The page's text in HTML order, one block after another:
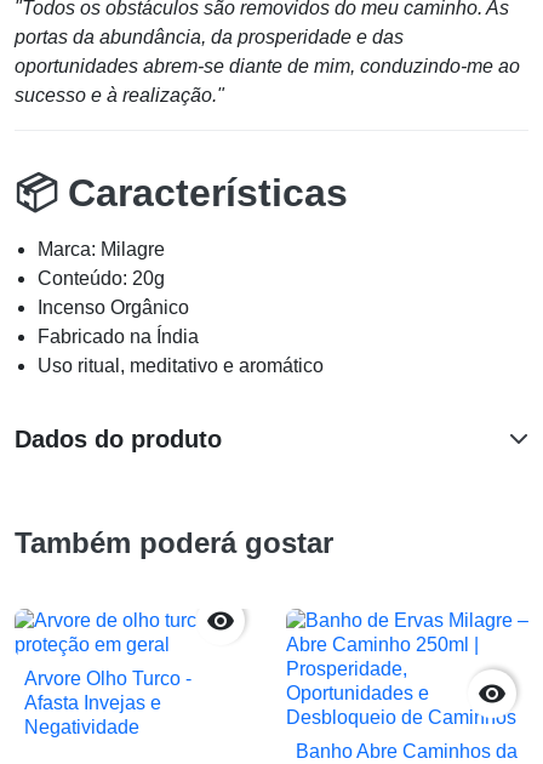
"Todos os obstáculos são removidos do meu caminho. As
portas da abundância, da prosperidade e das
oportunidades abrem-se diante de mim, conduzindo-me ao
sucesso e à realização."
📦 Características
Marca: Milagre
Conteúdo: 20g
Incenso Orgânico
Fabricado na Índia
Uso ritual, meditativo e aromático
Dados do produto
Também poderá gostar

Arvore Olho Turco -
Afasta Invejas e
Negatividade

Banho Abre Caminhos da